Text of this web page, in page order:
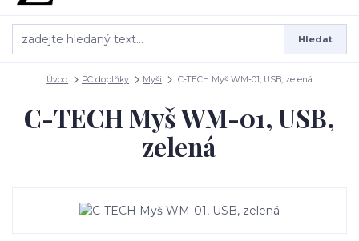
Hledat
Úvod PC doplňky Myši C-TECH Myš WM-01, USB, zelená
C-TECH Myš WM-01, USB,
zelená